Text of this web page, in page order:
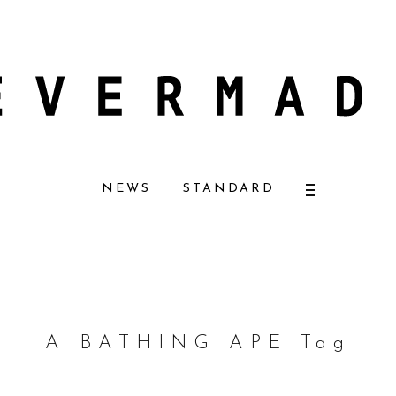
【エバーメイ
NEWS STANDARD
A BATHING APE Tag